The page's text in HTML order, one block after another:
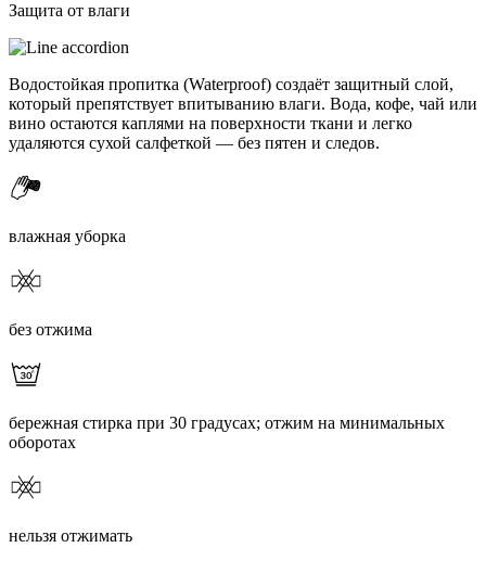
Защита от влаги
Водостойкая пропитка (Waterproof) создаёт защитный слой,
который препятствует впитыванию влаги. Вода, кофе, чай или
вино остаются каплями на поверхности ткани и легко
удаляются сухой салфеткой — без пятен и следов.
влажная уборка
без отжима
бережная стирка при 30 градусах; отжим на минимальных
оборотах
нельзя отжимать